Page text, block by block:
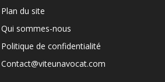
Plan du site
Qui sommes-nous
Politique de confidentialité
Contact@viteunavocat.com